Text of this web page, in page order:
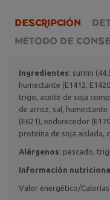
DESCRIPCIÓN
MÉTODO DE
Ingredientes: surimi
humectante (E1412,
trigo, aceite de soja
de arroz, sal,
(E621), endurecedor
proteína de soja aislada,
Alérgenos: pescado,
Información
Valor energético/Calorías